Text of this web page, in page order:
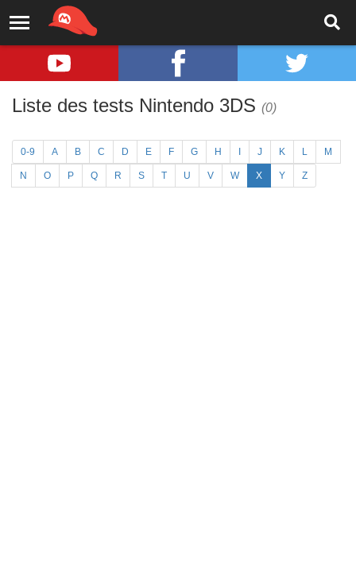
Liste des tests Nintendo 3DS (0)
0-9 A B C D E F G H J K L M
N O P Q R S T U V W X Y Z